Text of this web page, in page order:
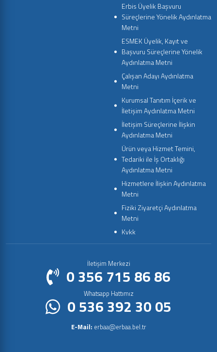
Erbis Üyelik Başvuru
Süreçlerine Yönelik Aydınlatma
Metni
ESMEK Üyelik, Kayıt ve
Başvuru Süreçlerine Yönelik
Aydınlatma Metni
Çalışan Adayı Aydınlatma
Metni
Kurumsal Tanıtım İçerik ve
İletişim Aydınlatma Metni
İletişim Süreçlerine İlişkin
Aydınlatma Metni
Ürün veya Hizmet Temini,
Tedariki ile İş Ortaklığı
Aydınlatma Metni
Hizmetlere İlişkin Aydınlatma
Metni
Fiziki Ziyaretçi Aydınlatma
Metni
Kvkk
İletişim Merkezi
0 356 715 86 86
Whatsapp Hattımız
0 536 392 30 05
E-Mail: erbaa@erbaa.bel.tr